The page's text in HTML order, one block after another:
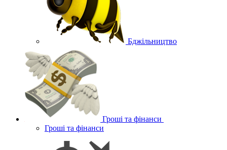
Бджільництво
Гроші та фінанси
Гроші та фінанси